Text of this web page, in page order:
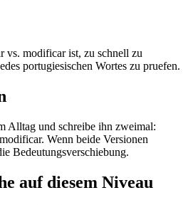
vs. modificar ist, zu schnell zu
portugiesischen Wortes zu pruefen.
Alltag und schreibe ihn zweimal:
Wenn beide Versionen
Bedeutungsverschiebung.
auf diesem Niveau